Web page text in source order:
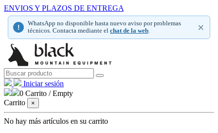
ENVIOS Y PLAZOS DE ENTREGA
!
WhatsApp no disponible hasta nuevo aviso por problemas
técnicos. Contacta mediante el chat de la web. ×
Iniciar sesión
0 Carrito /Empty
Carrito
×
No hay más artículos en su carrito